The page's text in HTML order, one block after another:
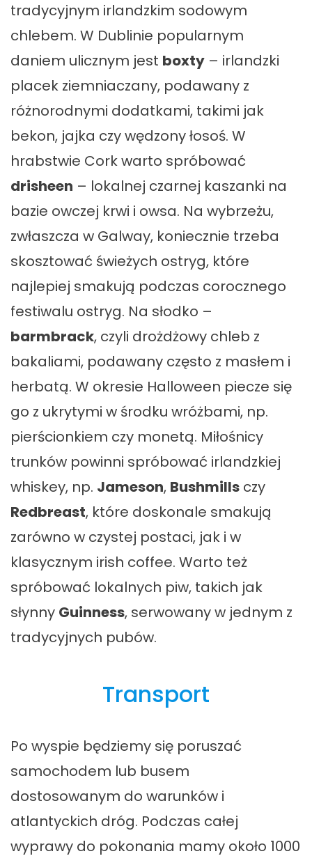
tradycyjnym irlandzkim sodowym
chlebem. W Dublinie popularnym
daniem ulicznym jest boxty – irlandzki
placek ziemniaczany, podawany z
różnorodnymi dodatkami, takimi jak
bekon, jajka czy wędzony łosoś. W
hrabstwie Cork warto spróbować
drisheen – lokalnej czarnej kaszanki na
bazie owczej krwi i owsa. Na wybrzeżu,
zwłaszcza w Galway, koniecznie trzeba
skosztować świeżych ostryg, które
najlepiej smakują podczas corocznego
festiwalu ostryg. Na słodko –
barmbrack, czyli drożdżowy chleb z
bakaliami, podawany często z masłem i
herbatą. W okresie Halloween piecze się
go z ukrytymi w środku wróżbami, np.
pierścionkiem czy monetą. Miłośnicy
trunków powinni spróbować irlandzkiej
whiskey, np. Jameson, Bushmills czy
Redbreast, które doskonale smakują
zarówno w czystej postaci, jak i w
klasycznym irish coffee. Warto też
spróbować lokalnych piw, takich jak
słynny Guinness, serwowany w jednym z
tradycyjnych pubów.
Transport
Po wyspie będziemy się poruszać
samochodem lub busem
dostosowanym do warunków i
atlantyckich dróg. Podczas całej
wyprawy do pokonania mamy około 1000